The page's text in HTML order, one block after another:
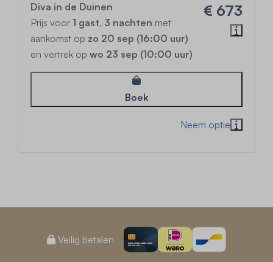
€ 673
Diva in de Duinen
Prijs voor 1 gast, 3 nachten met
aankomst op zo 20 sep (16:00 uur)
en vertrek op wo 23 sep (10:00 uur)
Boek
Veilig betalen